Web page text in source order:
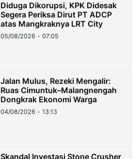
Diduga Dikorupsi, KPK Didesak
Segera Periksa Dirut PT ADCP
atas Mangkraknya LRT City
05/08/2026 - 07:05
Jalan Mulus, Rezeki Mengalir:
Ruas Cimuntuk–Malangnengah
Dongkrak Ekonomi Warga
04/08/2026 - 13:13
Skandal Investasi Stone Crusher